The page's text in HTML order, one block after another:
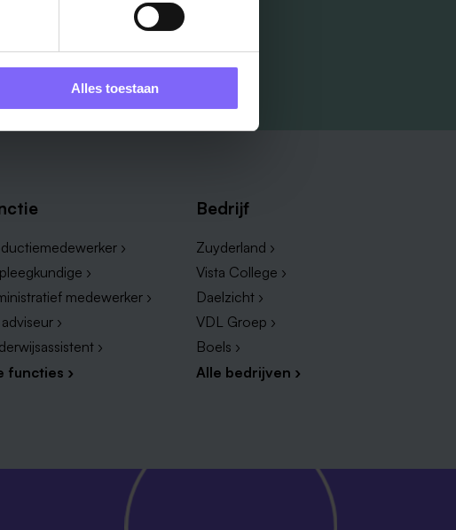
Alles toestaan
›
›
medewerker ›
›
›
functies ›
Bedrijf
Zuyderland ›
Vista College ›
Daelzicht ›
VDL Groep ›
Boels ›
Alle bedrijven ›